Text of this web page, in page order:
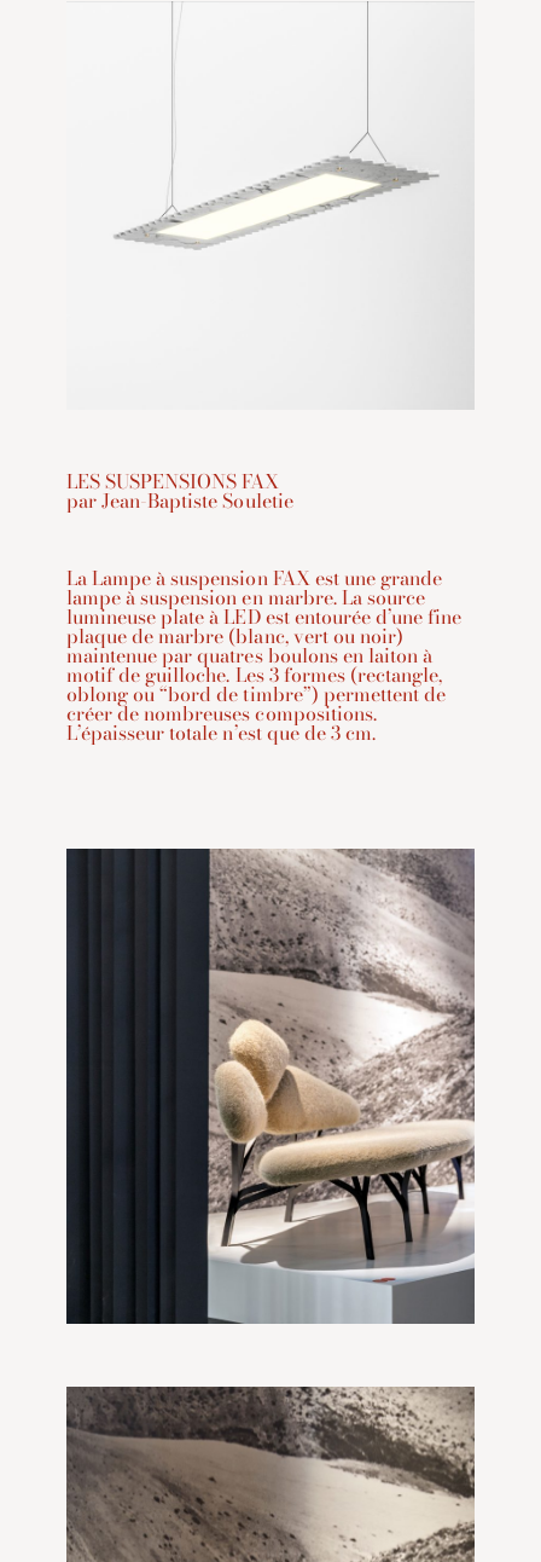
LES SUSPENSIONS FAX
par Jean-Baptiste Souletie
La Lampe à suspension FAX est une grande
lampe à suspension en marbre. La source
lumineuse plate à LED est entourée d’une fine
plaque de marbre (blanc, vert ou noir)
maintenue par quatres boulons en laiton à
motif de guilloche. Les 3 formes (rectangle,
oblong ou “bord de timbre”) permettent de
créer de nombreuses compositions.
L’épaisseur totale n’est que de 3 cm.